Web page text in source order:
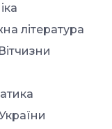
література